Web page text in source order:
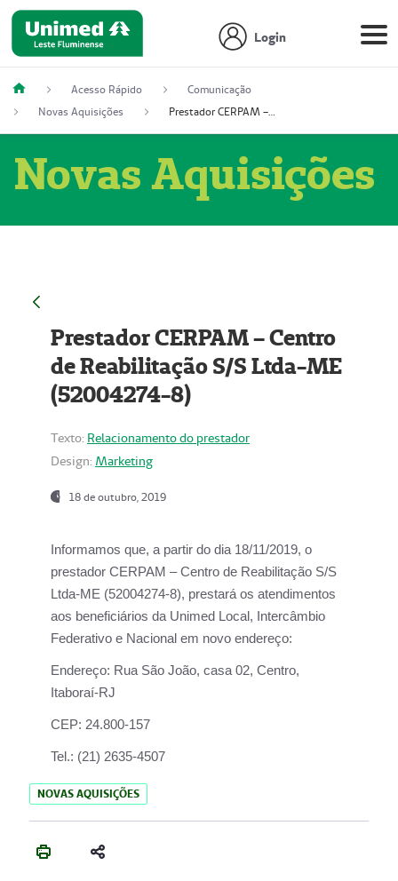
Login
Acesso Rápido
Comunicação
Novas Aquisições
Prestador CERPAM – Centro de Reabilitação S/S Ltda-ME (52004274-8)
Novas Aquisições
Prestador CERPAM – Centro
de Reabilitação S/S Ltda-ME
(52004274-8)
Texto: Relacionamento do prestador
Design: Marketing
18 de outubro, 2019
Informamos que, a partir do dia 18/11/2019, o
prestador CERPAM – Centro de Reabilitação S/S
Ltda-ME (52004274-8), prestará os atendimentos
aos beneficiários da Unimed Local, Intercâmbio
Federativo e Nacional em novo endereço:
Endereço: Rua São João, casa 02, Centro,
Itaboraí-RJ
CEP: 24.800-157
Tel.: (21) 2635-4507
NOVAS AQUISIÇÕES